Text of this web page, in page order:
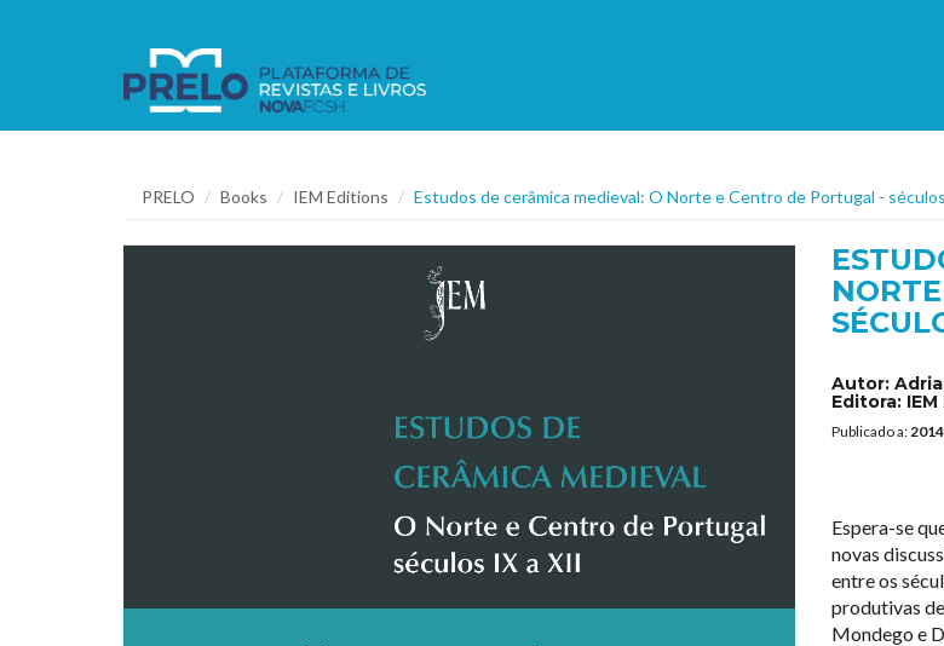
PRELO Books IEM Editions Estudos de cerâmica medieval: O Norte e Centro de Portugal -
Autor:
Editora:
Publicado a:
Espera-se
novas
entre os
produtivas
Mondego e